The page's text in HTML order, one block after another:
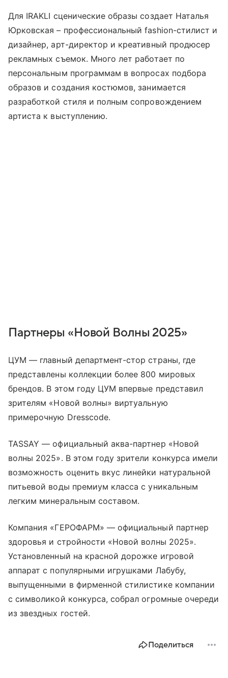
Для IRAKLI сценические образы создает Наталья
Юрковская – профессиональный fashion-стилист и
дизайнер, арт-директор и креативный продюсер
рекламных съемок. Много лет работает по
персональным программам в вопросах подбора
образов и создания костюмов, занимается
разработкой стиля и полным сопровождением
артиста к выступлению.
Партнеры «Новой Волны 2025»
ЦУМ — главный департмент-стор страны, где
представлены коллекции более 800 мировых
брендов. В этом году ЦУМ впервые представил
зрителям «Новой волны» виртуальную
примерочную Dresscode.
TASSAY — официальный аква-партнер «Новой
волны 2025». В этом году зрители конкурса имели
возможность оценить вкус линейки натуральной
питьевой воды премиум класса с уникальным
легким минеральным составом.
Компания «ГЕРОФАРМ» — официальный партнер
здоровья и стройности «Новой волны 2025».
Установленный на красной дорожке игровой
аппарат с популярными игрушками Лабубу,
выпущенными в фирменной стилистике компании
с символикой конкурса, собрал огромные очереди
из звездных гостей.
Поделиться